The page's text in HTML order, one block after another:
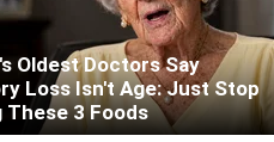
Oldest Doctors Say
Loss Isn't Age: Just Stop
These 3 Foods